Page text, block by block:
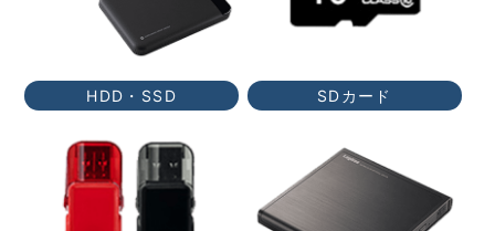
HDD・SSD SDカード